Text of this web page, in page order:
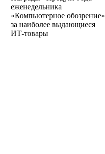
еженедельника
«Компьютерное обозрение»
за наиболее выдающиеся
ИТ-товары